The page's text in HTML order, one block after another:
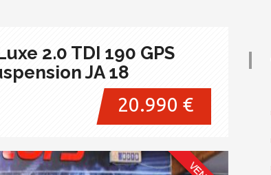
2.0 TDI 190 GPS
JA 18
20.990 €